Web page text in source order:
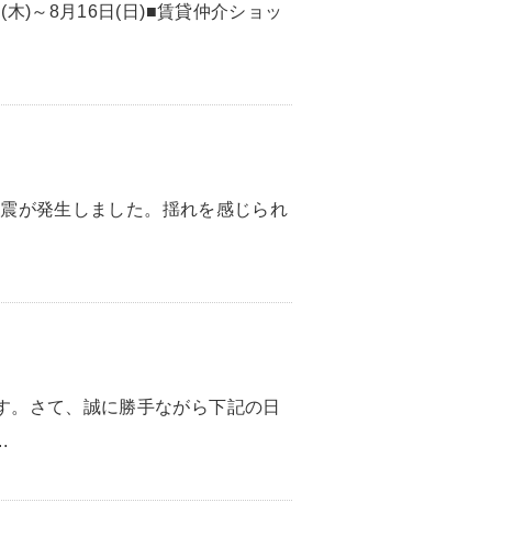
)～8月16日(日)■賃貸仲介ショッ
が発生しました。揺れを感じられ
さて、誠に勝手ながら下記の日